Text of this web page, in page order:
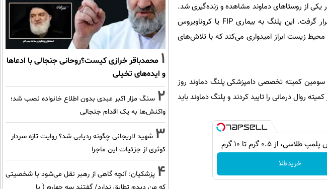
یکی از روستاهای دماوند مشاهده و زنده‌گیری شد.
علائم بیماری در این حیوان شناسایی و تحت مراقبت‌های دامپزشکی ویژه قرار گرفت. این پلنگ به بیماری FIP یا کروناویروس
زیست ابراز امیدواری می‌کند که با تلاش‌های
کمیته تخصصی دامپزشکی پلنگ دماوند روز
روال درمانی را تایید کردند و پلنگ دماوند باید
از ۰.۵ گرم تا ۱۰ گرم
خریدطلا
1 محمدباقر خرازی کیست؟روحانی جنجالی با ادعاها
و ایده‌های تخیلی
2 سنگ مزار اکبر عبدی بدون اطلاع خانواده نصب شد؛
واکنش‌ها به یک اقدام جنجالی
3 شهید لاریجانی چگونه ردیابی شد؟ روایت تازه سردار
کوثری از جزئیات این ماجرا
4 پزشکیان‌: آنچه گاهی از رهبر نقل می‌شود با شخصیتی